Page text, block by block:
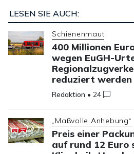
LESEN SIE AUCH:
Schienenmaut
400 Millionen
wegen EuGH-
reduziert werden
Redaktion •24
„Maßvolle Anhebung“
Preis einer
auf rund 12 Euro